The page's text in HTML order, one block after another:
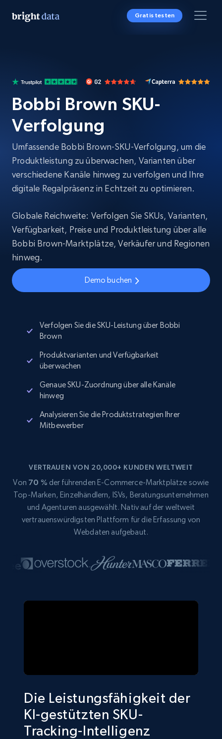
Gratis testen
Bobbi Brown SKU-
Verfolgung
Umfassende Bobbi Brown-SKU-Verfolgung, um die
Produktleistung zu überwachen, Varianten über
verschiedene Kanäle hinweg zu verfolgen und Ihre
digitale Regalpräsenz in Echtzeit zu optimieren.
Globale Reichweite: Verfolgen Sie SKUs, Varianten,
Verfügbarkeit, Preise und Produktleistung über alle
Bobbi Brown-Marktplätze, Verkäufer und Regionen
hinweg.
Demo buchen
Verfolgen Sie die SKU-Leistung über Bobbi
Brown
Produktvarianten und Verfügbarkeit
überwachen
Genaue SKU-Zuordnung über alle Kanäle
hinweg
Analysieren Sie die Produktstrategien Ihrer
Mitbewerber
VERTRAUEN VON 20,000+ KUNDEN WELTWEIT
Von 70 % der führenden E-Commerce-Marktplätze sowie
Top-Marken, Einzelhändlern, ISVs, Beratungsunternehmen
und Agenturen ausgewählt. Nativ auf der weltweit
vertrauenswürdigsten Plattform für die Erfassung von
Webdaten aufgebaut.
Die Leistungsfähigkeit der
KI-gestützten SKU-
Tracking-Intelligenz